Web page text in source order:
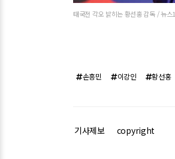
태국전 각오 밝히는 황선홍 감독 / 뉴스1
손흥민 이강인 황선홍
기사제보 copyright